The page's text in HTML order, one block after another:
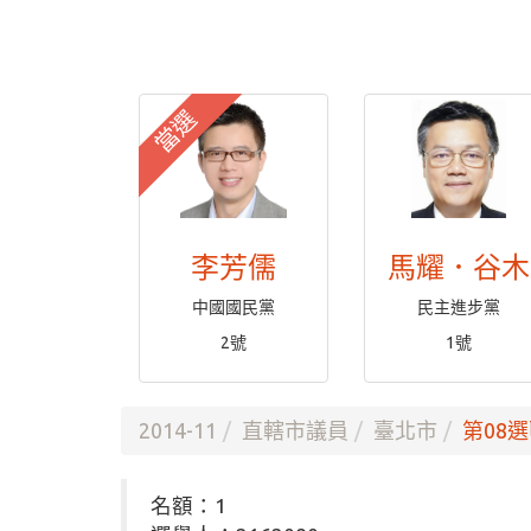
當選
李芳儒
中國國民黨
2號
馬耀．谷木
民主進步黨
1號
2014-11 直轄市議員 臺北市 第08
名額：1